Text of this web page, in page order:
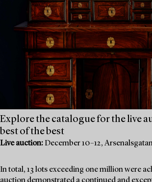
Explore the catalogue for the live
best of the best
Live auction: December 10–12,
In total, 13 lots exceeding one million were
auction demonstrated a continued and